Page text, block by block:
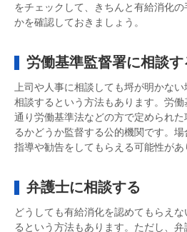
をチェックして、きちんと有給消化
かを確認しておきましょう。
労働基準監督署に相談す
上司や人事に相談しても埒が明かな
相談するという方法もあります。労
通り労働基準法などの方で定められ
るかどうか監督する公的機関です。
指導や勧告をしてもらえる可能性があ
弁護士に相談する
どうしても有給消化を認めてもらえ
るという方法もあります。ただし、